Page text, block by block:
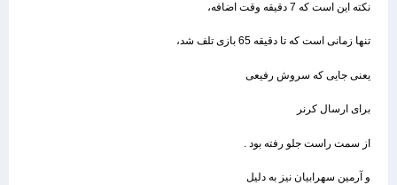
نکته این است که 7 دقیقه وقت اضافه،
تنها زمانی است که تا دقیقه 65 بازی تلف شد،
یعنی جایی که سروش رفیعی
برای ارسال کرنر
از سمت راست جلو رفته بود .
و آرمین سهرابیان نیز به دلیل